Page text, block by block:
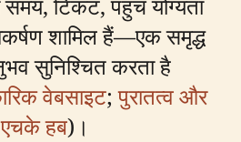
शामिल हैं—एक समृद्ध
सुनिश्चित करता है
वेबसाइट;पुरातत्व और
हब)।